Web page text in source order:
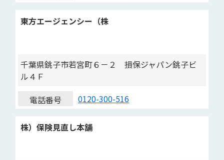
東方エージェンシー（株
千葉県銚子市若宮町６－２ 損保ジャパン銚子ビ
ル４Ｆ
電話番号
0120-300-516
株）保険見直し本舗